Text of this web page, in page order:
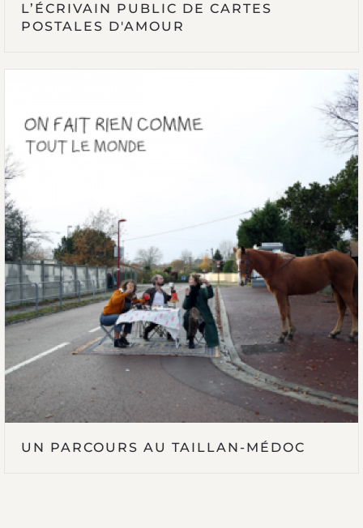
L’ÉCRIVAIN PUBLIC DE CARTES
POSTALES D'AMOUR
UN PARCOURS AU TAILLAN-MÉDOC